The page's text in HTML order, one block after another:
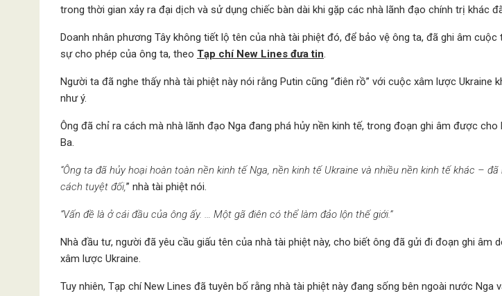
trong thời gian xảy ra đại dịch và sử dụng chiếc bàn dài khi gặp các nhà lãnh đạo chính trị khác
Doanh nhân phương Tây không tiết lộ tên của nhà tài phiệt đó, để bảo vệ ông ta, đã ghi âm
sự cho phép của ông ta, theo Tạp chí New Lines đưa tin.
Người ta đã nghe thấy nhà tài phiệt này nói rằng Putin cũng “điên rồ” với cuộc xâm lược Ukraine
như ý.
Ông đã chỉ ra cách mà nhà lãnh đạo Nga đang phá hủy nền kinh tế, trong đoạn ghi âm được cho
Ba.
“Ông ta đã hủy hoại hoàn toàn nền kinh tế Nga, nền kinh tế Ukraine và nhiều nền kinh tế khác –
cách tuyệt đối,” nhà tài phiệt nói.
“Vấn đề là ở cái đầu của ông ấy. … Một gã điên có thể làm đảo lộn thế giới.”
Nhà đầu tư, người đã yêu cầu giấu tên của nhà tài phiệt này, cho biết ông đã gửi đi đoạn ghi âm
xâm lược Ukraine.
Tuy nhiên, Tạp chí New Lines đã tuyên bố rằng nhà tài phiệt này đang sống bên ngoài nước Nga